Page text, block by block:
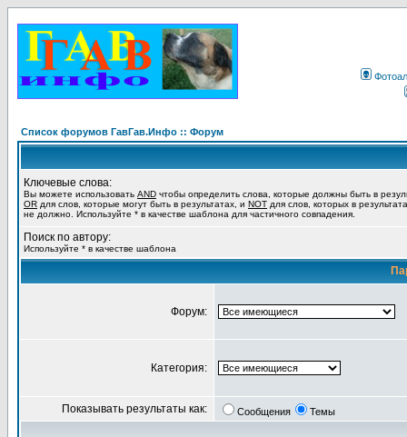
Список форумов ГавГав.Инфо :: Форум
Ключевые слова:
Вы можете использовать AND чтобы определить слова, которые должны быть в
OR для слов, которые могут быть в результатах, и NOT для слов, которых в
не должно. Используйте * в качестве шаблона для частичного совпадения.
Поиск по автору:
Используйте * в качестве шаблона
Форум:
Категория:
Показывать результаты как: Сообщения Темы